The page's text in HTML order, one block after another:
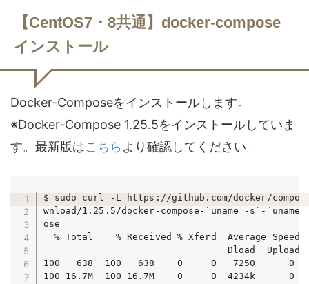
【CentOS7・8共通】docker-compose
インストール
Docker-Composeをインストールします。
※Docker-Compose 1.25.5をインストールしていま
す。最新版はこちら より確認してください。
$ sudo curl -L https://github.com/docker/
wnload/1.25.5/docker-compose-`uname -s`-
ose
% Total    % Received % Xferd  Average Speed
Dload  Upload
100   638  100   638    0     0   7250